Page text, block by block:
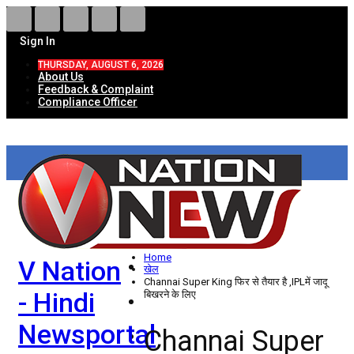
Sign In
THURSDAY, AUGUST 6, 2026
About Us
Feedback & Complaint
Compliance Officer
V Nation
- Hindi
Newsportal
HOME
ताज़ा खबरें
देश
विदेश
राज्य
उत्तर प्रदेश
Home
खेल
Channai Super King फिर से तैयार है ,IPLमें जादू
बिखरने के लिए
Channai Super